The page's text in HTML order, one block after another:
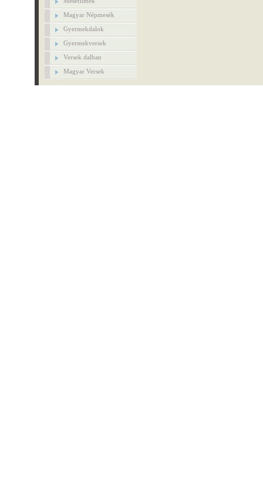
Magyar Népmesék
Gyermekdalok
Gyermekversek
Versek dalban
Magyar Versek